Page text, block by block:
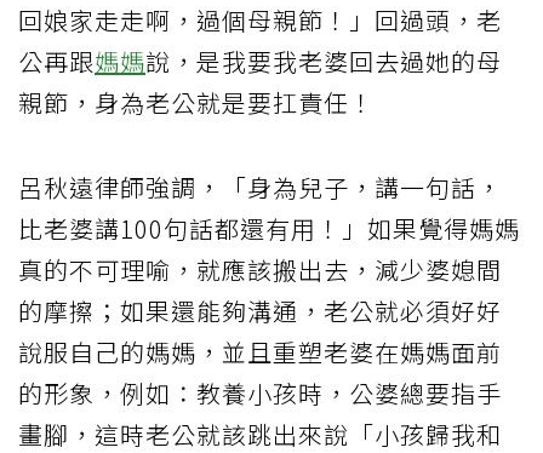
回娘家走走啊，過個母親節！」回過頭，老
公再跟媽媽說，是我要我老婆回去過她的母
親節，身為老公就是要扛責任！
呂秋遠律師強調，「身為兒子，講一句話，
比老婆講100句話都還有用！」如果覺得媽媽
真的不可理喻，就應該搬出去，減少婆媳間
的摩擦；如果還能夠溝通，老公就必須好好
說服自己的媽媽，並且重塑老婆在媽媽面前
的形象，例如：教養小孩時，公婆總要指手
畫腳，這時老公就該跳出來說「小孩歸我和